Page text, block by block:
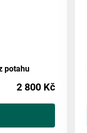
potahu
2 800 Kč